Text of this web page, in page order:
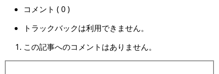
コメント ( 0 )
トラックバックは利用できません。
この記事へのコメントはありません。